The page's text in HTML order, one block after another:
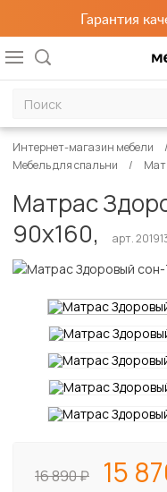
Гарантия
Интернет-магазин мебели
Мебель для спальни
Матрас
90х160,
арт.
16 890 15